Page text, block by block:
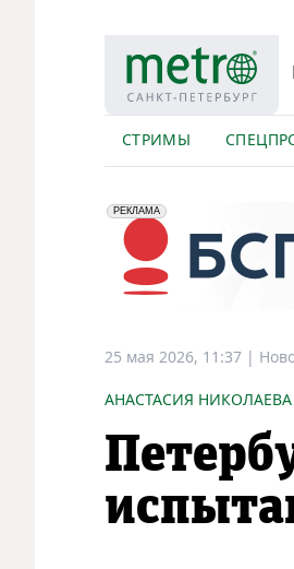
СТРИМЫ
erid: 2VfnxyFybV5
РЕКЛАМА
ПАО "Банк "Санкт-Петербург",
25 мая 2026, 11:37 |
АНАСТАСИЯ НИКОЛАЕВА